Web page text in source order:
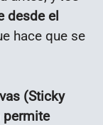
desde el
hace que se
(Sticky
permite